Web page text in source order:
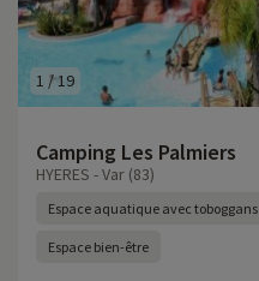
1 /19
Camping Les Palmiers
HYERES - Var (83)
Espace aquatique avec toboggans
Espace bien-être